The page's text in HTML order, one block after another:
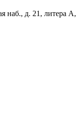
наб., д. 21, литера А,